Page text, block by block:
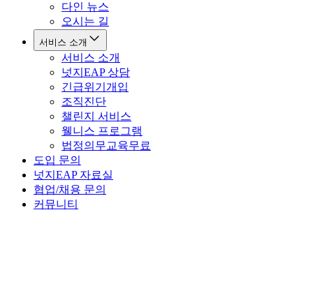
다인 뉴스
오시는 길
서비스 소개
서비스 소개
넛지EAP 상담
긴급위기개입
조직진단
챌린지 서비스
웰니스 프로그램
법정의무교육무료
도입 문의
넛지EAP 자료실
협업/채용 문의
커뮤니티